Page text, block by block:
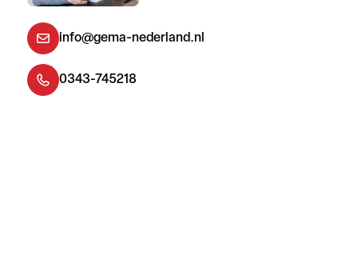
info@gema-nederland.nl
0343-745218